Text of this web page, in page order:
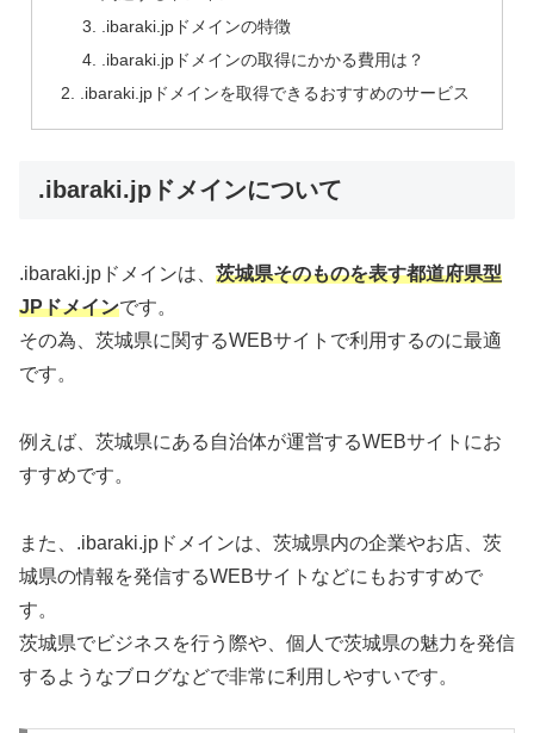
.ibaraki.jpドメインの特徴
.ibaraki.jpドメインの取得にかかる費用は？
.ibaraki.jpドメインを取得できるおすすめのサービス
.ibaraki.jpドメインについて
.ibaraki.jpドメインは、 茨城県そのものを表す都道府県型
JPドメインです。
その為、茨城県に関するWEBサイトで利用するのに最適
です。
例えば、茨城県にある自治体が運営するWEBサイトにお
すすめです。
また、.ibaraki.jpドメインは、茨城県内の企業やお店、茨
城県の情報を発信するWEBサイトなどにもおすすめで
す。
茨城県でビジネスを行う際や、個人で茨城県の魅力を発信
するようなブログなどで非常に利用しやすいです。